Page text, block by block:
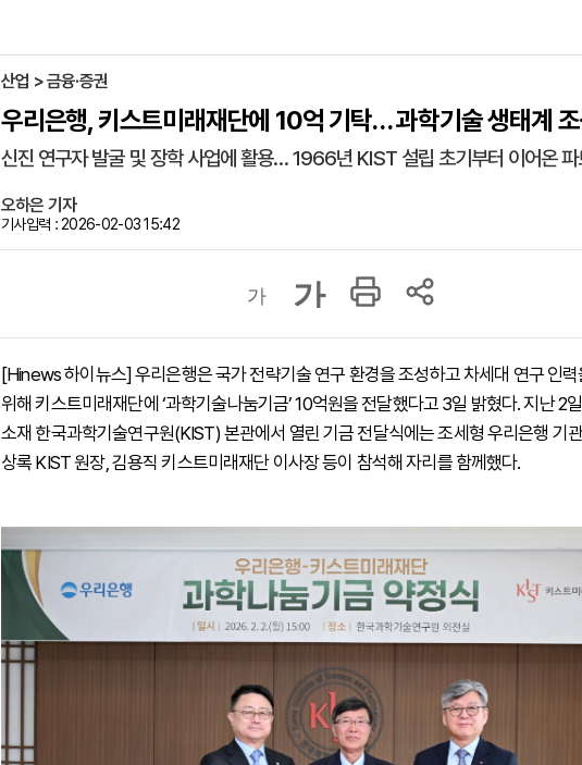
산업 > 금융·증권
우리은행, 키스트미래재단에 10억 기탁… 과학기술 생태계
신진 연구자 발굴 및 장학 사업에 활용… 1966년 KIST 설립 초기부터 이어온 파
오하은 기자
기사입력 : 2026-02-03 15:42
가 가
[Hinews 하이뉴스] 우리은행은 국가 전략기술 연구 환경을 조성하고 차세대 연구 인력
위해 키스트미래재단에 ‘과학기술나눔기금’ 10억원을 전달했다고 3일 밝혔다. 지난 2
소재 한국과학기술연구원(KIST) 본관에서 열린 기금 전달식에는 조세형 우리은행 기
상록 KIST 원장, 김용직 키스트미래재단 이사장 등이 참석해 자리를 함께했다.